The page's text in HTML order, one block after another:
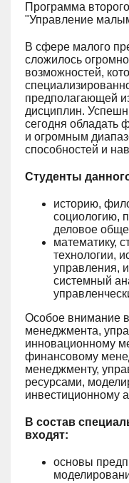
Программа
"Управление
В сфере малого
сложилось
возможностей,
предполагающей
дисциплин.
сегодня обладать
и огромным
способностей и
Студенты
историю,
социологию,
деловое
математику,
технологии,
управления,
системный
Особое внимание в
менеджмента,
инновационному
финансовому
менеджменту,
ресурсами,
инвестиционному
В состав
входят:
основы